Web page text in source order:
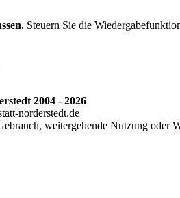
Steuern Sie die
2004 - 2026
norderstedt.de
weitergehende Nutzung